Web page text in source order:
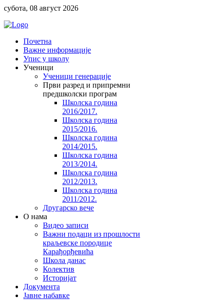
субота, 08 август 2026
Почетна
Важне информације
Упис у школу
Ученици
Ученици генерације
Први разред и припремни
предшколски програм
Школска година
2016/2017.
Школска година
2015/2016.
Школска година
2014/2015.
Школска година
2013/2014.
Школска година
2012/2013.
Школска година
2011/2012.
Другарско вече
O нама
Видео записи
Важни подаци из прошлости
краљевске породице
Карађорђевића
Школа данас
Колектив
Историјат
Документа
Јавне набавке